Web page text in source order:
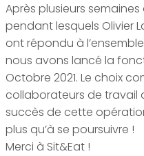
Après plusieurs
pendant lesquels Olivier
ont répondu à
nous avons lancé la
Octobre 2021. Le choix
collaborateurs de travail
succès de cette
plus qu’à se poursuivre !
Merci à Sit&Eat !